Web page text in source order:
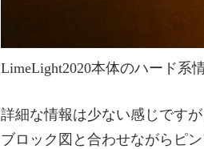
LimeLight2020本体のハード系
詳細な情報は少ない感じです
ブロック図と合わせながらピ